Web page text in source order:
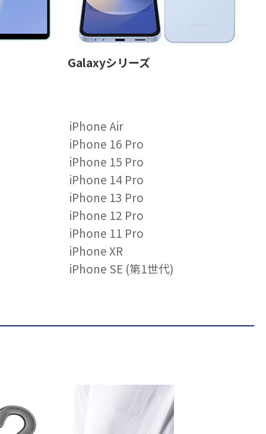
Galaxyシリーズ
iPhone Air
iPhone 16 Pro
iPhone 15 Pro
iPhone 14 Pro
iPhone 13 Pro
iPhone 12 Pro
iPhone 11 Pro
iPhone XR
iPhone SE (第1世代)